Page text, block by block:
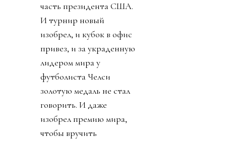
часть президента США.
И турнир новый
изобрел, и кубок в офис
привез, и за украденную
лидером мира у
футболиста Челси
золотую медаль не стал
говорить. И даже
изобрел премию мира,
чтобы вручить